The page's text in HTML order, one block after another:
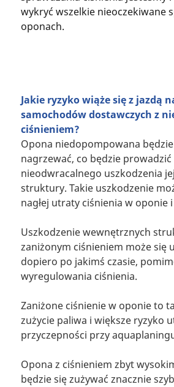
wykryć wszelkie nieoczekiwane
oponach.
Jakie ryzyko wiąże się z jazdą
samochodów dostawczych z
ciśnieniem?
Opona niedopompowana
nagrzewać, co będzie prowadzić
nieodwracalnego uszkodzenia
struktury. Takie uszkodzenie
nagłej utraty ciśnienia w oponie
Uszkodzenie wewnętrznych
zaniżonym ciśnieniem może się
dopiero po jakimś czasie,
wyregulowania ciśnienia.
Zaniżone ciśnienie w oponie to
zużycie paliwa i większe ryzyko
przyczepności przy
Opona z ciśnieniem zbyt
będzie się zużywać znacznie